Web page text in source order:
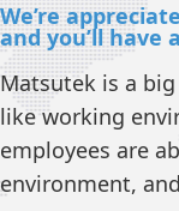
We’re
and you’ll have
Matsutek is a
like working
employees are
environment,